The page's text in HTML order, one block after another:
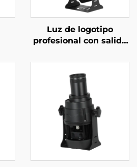
Luz de logotipo
profesional con salida
estable y protección
impermeable
mejorada.